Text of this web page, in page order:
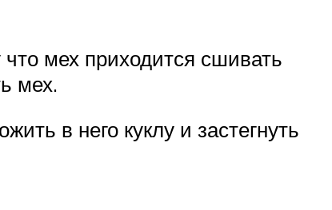
мех приходится сшивать
мех.
в него куклу и застегнуть